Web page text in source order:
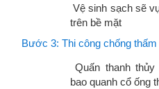
Vệ sinh sạch sẽ
trên bề mặt
Bước 3: Thi công chống
Quấn thanh
bao quanh cổ ống